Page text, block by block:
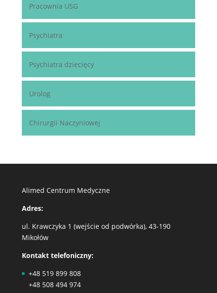
Pracownia USG
Psychiatra
Psychiatra dziecięcy
Urolog
Chirurgii Naczyniowej
Alimed Centrum Medyczne
Adres:
ul. Krawczyka 1 (wejście od podwórka), 43-190
Mikołów
Kontakt telefoniczny:
+48 519 899 808
+48 508 494 974